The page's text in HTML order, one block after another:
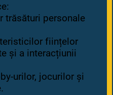
trăsături personale
ființelor
și a interacțiunii
urilor, jocurilor și